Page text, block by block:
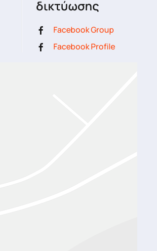
δικτύωσης
Facebook Group
Facebook Profile